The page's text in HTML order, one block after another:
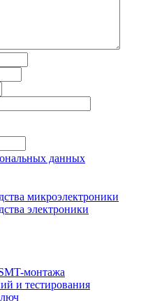
данных
микроэлектроники
электроники
монтажа
и тестирования